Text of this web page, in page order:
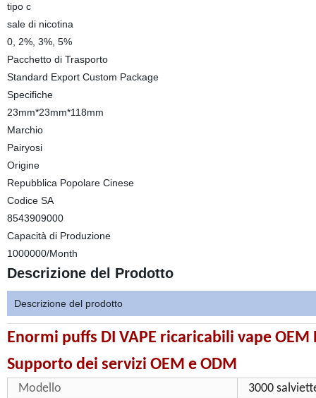
tipo c
sale di nicotina
0, 2%, 3%, 5%
Pacchetto di Trasporto
Standard Export Custom Package
Specifiche
23mm*23mm*118mm
Marchio
Pairyosi
Origine
Repubblica Popolare Cinese
Codice SA
8543909000
Capacità di Produzione
1000000/Month
Descrizione del Prodotto
Descrizione del prodotto
Enormi puffs DI VAPE ricaricabili vape
Supporto dei servizi OEM e ODM
Modello
3000